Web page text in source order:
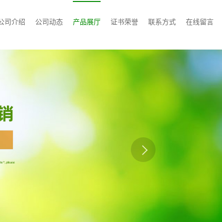
司介绍 公司动态 产品展厅 证书荣誉 联系方式 在线留言